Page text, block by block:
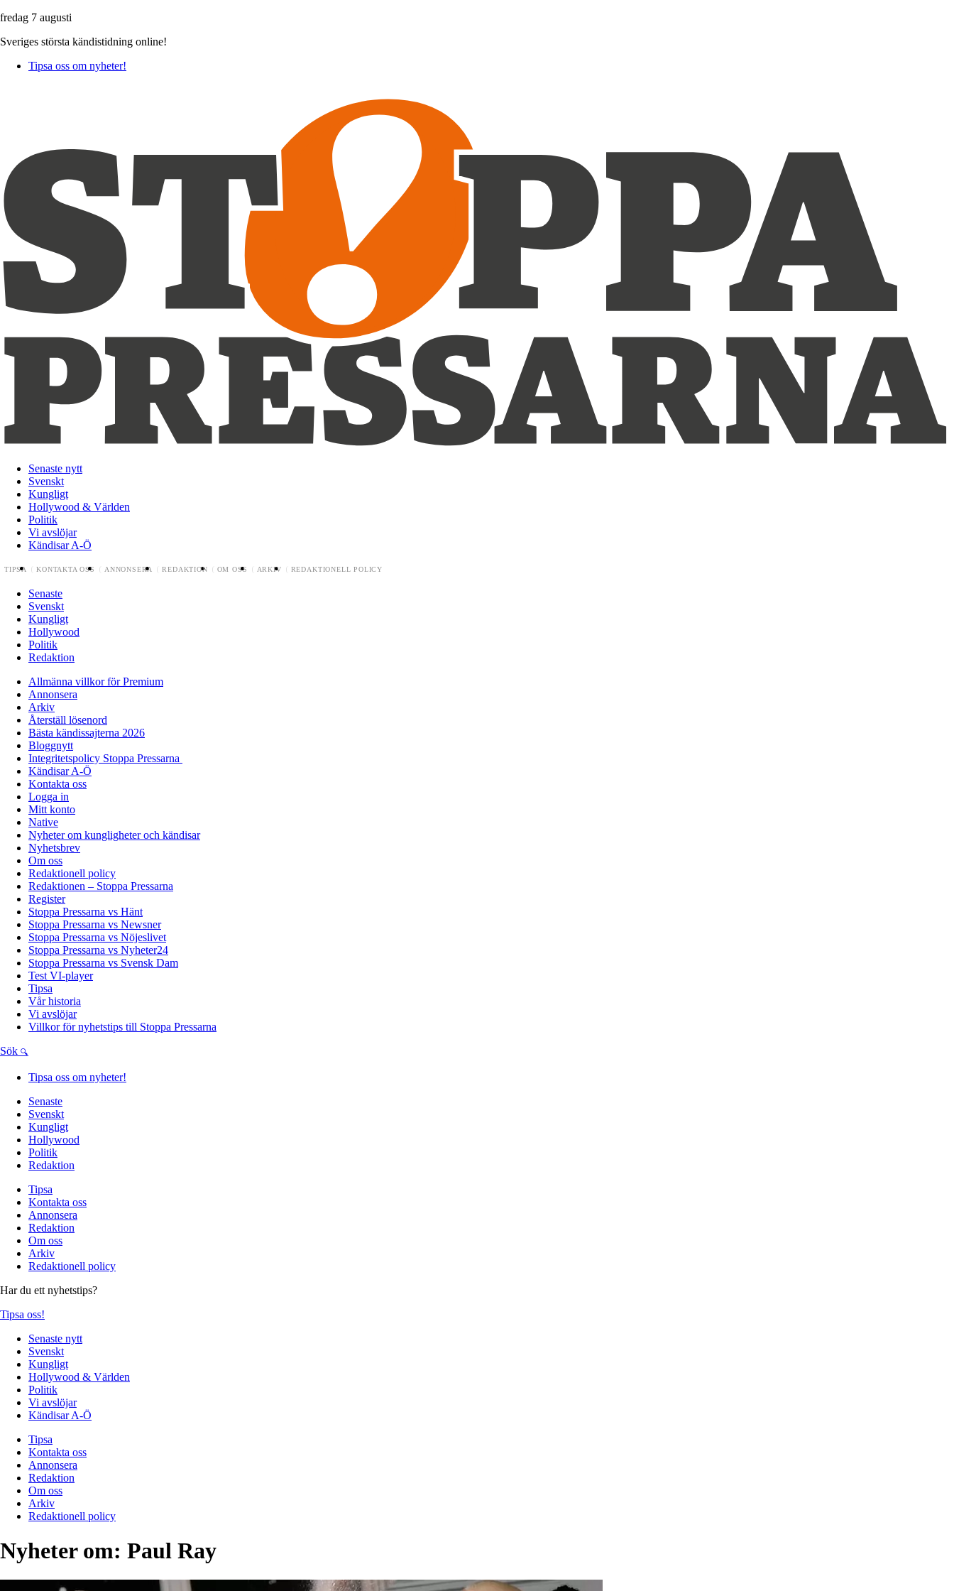
fredag 7 augusti
Sveriges största kändistidning online!
Tipsa oss om nyheter!
Senaste nytt
Svenskt
Kungligt
Hollywood & Världen
Politik
Vi avslöjar
Kändisar A-Ö
TIPSA KONTAKTA OSS ANNONSERA REDAKTION OM OSS ARKIV REDAKTIONELL POLICY
Senaste
Svenskt
Kungligt
Hollywood
Politik
Redaktion
Allmänna villkor för Premium
Annonsera
Arkiv
Återställ lösenord
Bästa kändissajterna 2026
Bloggnytt
Integritetspolicy Stoppa Pressarna
Kändisar A-Ö
Kontakta oss
Logga in
Mitt konto
Native
Nyheter om kungligheter och kändisar
Nyhetsbrev
Om oss
Redaktionell policy
Redaktionen – Stoppa Pressarna
Register
Stoppa Pressarna vs Hänt
Stoppa Pressarna vs Newsner
Stoppa Pressarna vs Nöjeslivet
Stoppa Pressarna vs Nyheter24
Stoppa Pressarna vs Svensk Dam
Test VI-player
Tipsa
Vår historia
Vi avslöjar
Villkor för nyhetstips till Stoppa Pressarna
Sök
Tipsa oss om nyheter!
Senaste
Svenskt
Kungligt
Hollywood
Politik
Redaktion
Tipsa
Kontakta oss
Annonsera
Redaktion
Om oss
Arkiv
Redaktionell policy
Har du ett nyhetstips?
Tipsa oss!
Senaste nytt
Svenskt
Kungligt
Hollywood & Världen
Politik
Vi avslöjar
Kändisar A-Ö
Tipsa
Kontakta oss
Annonsera
Redaktion
Om oss
Arkiv
Redaktionell policy
Nyheter om: Paul Ray